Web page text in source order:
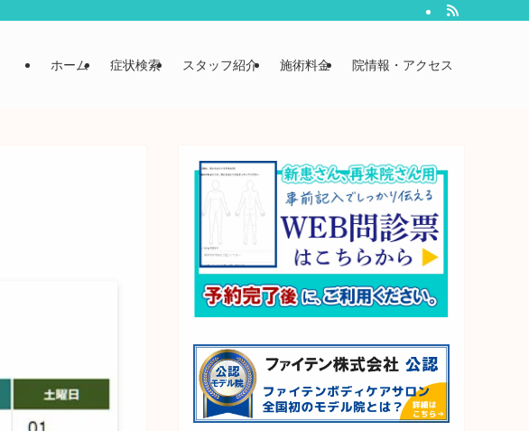
ホーム 症状検索 スタッフ紹介 施術料金 院情報・アクセス